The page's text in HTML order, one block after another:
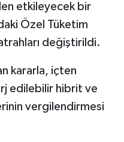
etkileyecek bir
Özel Tüketim
değiştirildi.
kararla, içten
edilebilir hibrit ve
vergilendirmesi